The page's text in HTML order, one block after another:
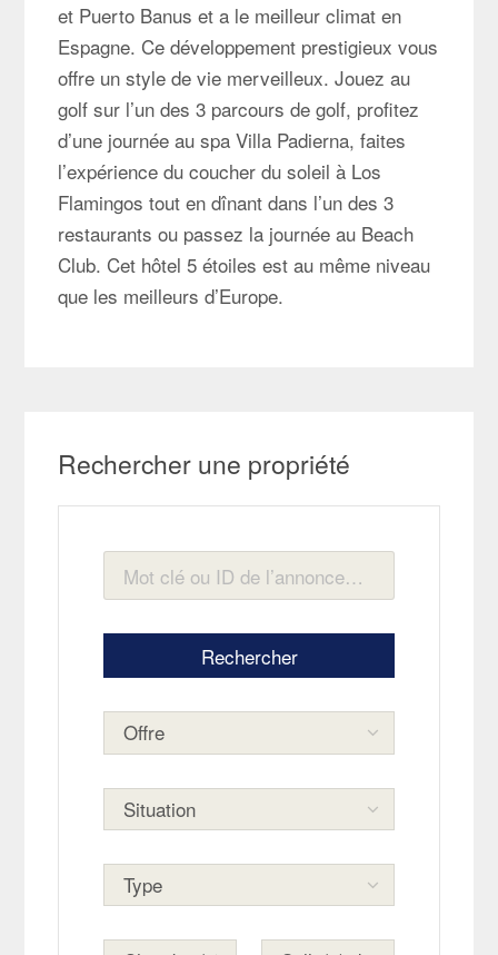
et Puerto Banus et a le meilleur climat en
Espagne. Ce développement prestigieux vous
offre un style de vie merveilleux. Jouez au
golf sur l’un des 3 parcours de golf, profitez
d’une journée au spa Villa Padierna, faites
l’expérience du coucher du soleil à Los
Flamingos tout en dînant dans l’un des 3
restaurants ou passez la journée au Beach
Club. Cet hôtel 5 étoiles est au même niveau
que les meilleurs d’Europe.
Rechercher une propriété